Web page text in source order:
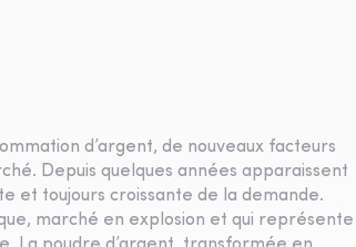
d’argent, de nouveaux facteurs
Depuis quelques années apparaissent
et toujours croissante de la demande.
marché en explosion et qui représente